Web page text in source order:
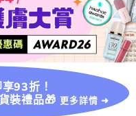
93折！
裝禮品🎁 更多詳情 ➜